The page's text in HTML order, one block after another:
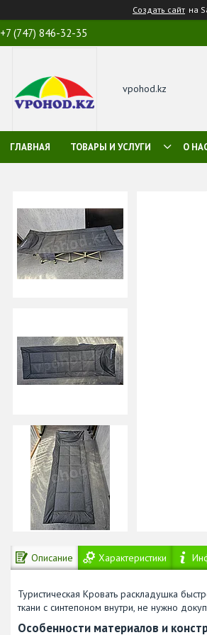
Создать сайт на
+7 (747) 846-32-35
vpohod.kz
ГЛАВНАЯ ТОВАРЫ И УСЛУГИ О
Описание Характеристики
Туристическая Кровать раскладушка
ткани с синтепоном внутри, не нужно
Особенности материалов и